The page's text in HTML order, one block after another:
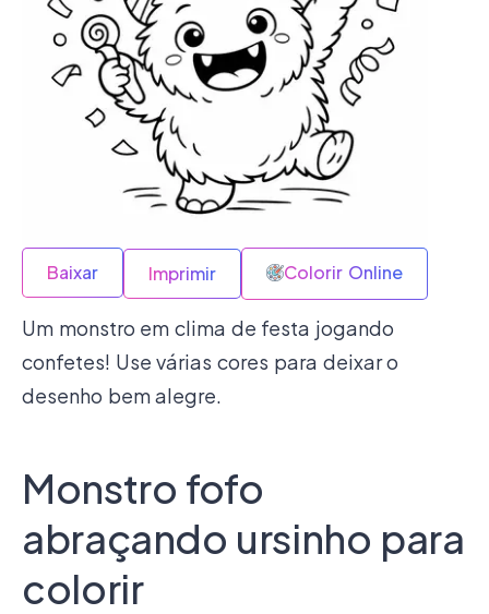
Baixar Imprimir Colorir Online
Um monstro em clima de festa jogando
confetes! Use várias cores para deixar o
desenho bem alegre.
Monstro fofo
abraçando ursinho para
colorir